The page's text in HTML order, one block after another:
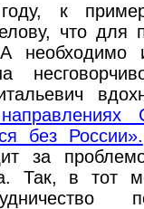
к
что для
без России».
за
Так, в тот